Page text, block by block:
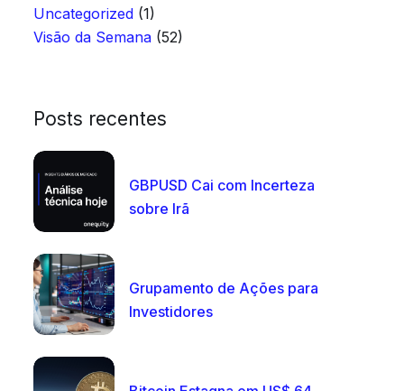
Uncategorized (1)
Visão da Semana (52)
Posts recentes
GBPUSD Cai com Incerteza
sobre Irã
Grupamento de Ações para
Investidores